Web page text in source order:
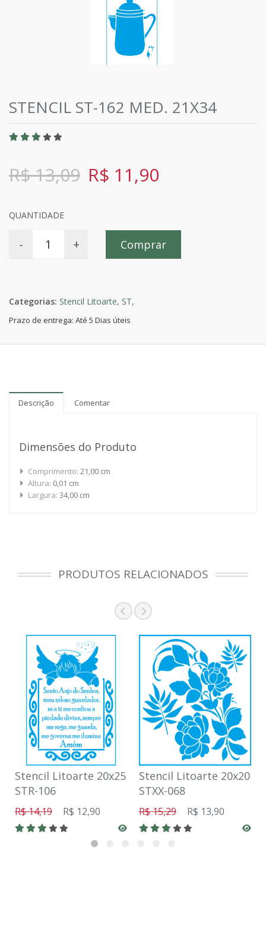
STENCIL ST-162 MED. 21X34
R$ 13,09 R$ 11,90
QUANTIDADE
- + Comprar
Categorias: Stencil Litoarte, ST,
Prazo de entrega: Até 5 Dias úteis
Descrição Comentar
Dimensões do Produto
Comprimento: 21,00 cm
Altura: 0,01 cm
Largura: 34,00 cm
PRODUTOS RELACIONADOS
Stencil Litoarte 20x25
STR-106
R$ 14,19 R$ 12,90
Stencil Litoarte 20x20
STXX-068
R$ 15,29 R$ 13,90